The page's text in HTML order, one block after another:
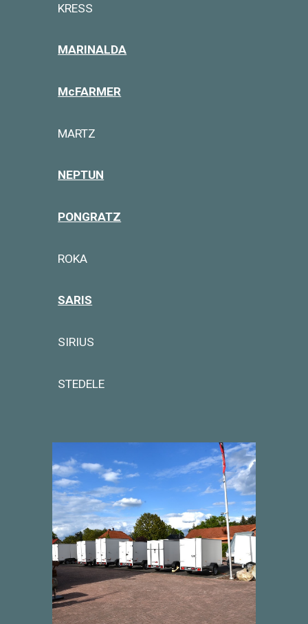
KRESS
MARINALDA
McFARMER
MARTZ
NEPTUN
PONGRATZ
ROKA
SARIS
SIRIUS
STEDELE